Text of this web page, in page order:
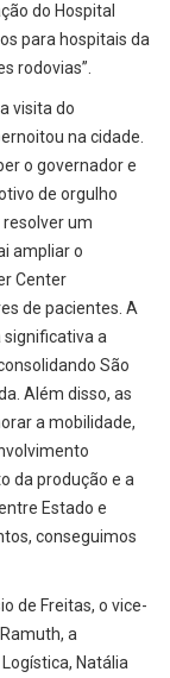
do Hospital
para hospitais da
rodovias”.
visita do
na cidade.
o governador e
de orgulho
resolver um
ampliar o
Center
de pacientes. A
significativa a
São
Além disso, as
a mobilidade,
da produção e a
Estado e
conseguimos
de Freitas, o vice-
a
Natália